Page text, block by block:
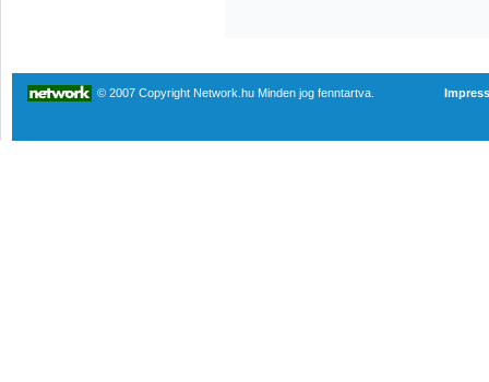
© 2007 Copyright Network.hu Minden jog fenntartva.